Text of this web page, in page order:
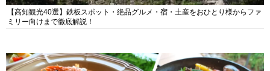
【高知観光40選】鉄板スポット・絶品グルメ・宿・土産をおひとり様からファ
ミリー向けまで徹底解説！